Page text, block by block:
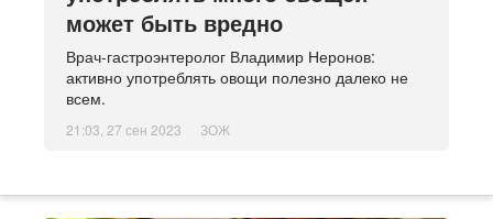
может быть вредно
Врач-гастроэнтеролог Владимир Неронов:
активно употреблять овощи полезно далеко не
всем.
21:03, 27 сен 2023 ЗОЖ